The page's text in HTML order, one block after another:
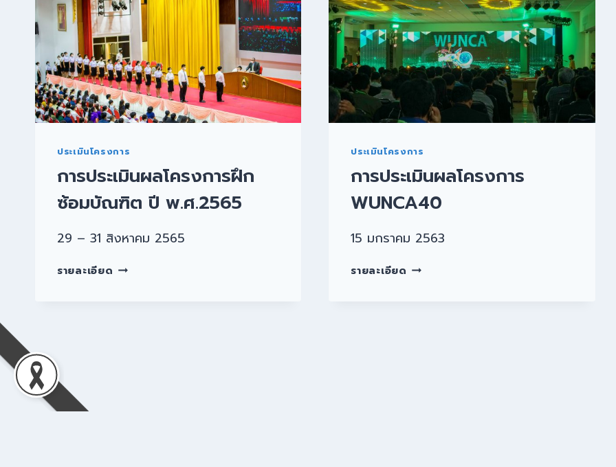
ประเมินโครงการ
การประเมินผลโครงการฝึก
ซ้อมบัณฑิต ปี พ.ศ.2565
29 – 31 สิงหาคม 2565
รายละเอียด
ประเมินโครงการ
การประเมินผลโครงการ
WUNCA40
15 มกราคม 2563
รายละเอียด